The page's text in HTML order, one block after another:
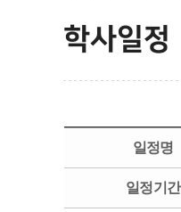
학사일정
일정명
일정기간